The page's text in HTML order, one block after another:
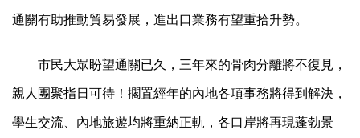
通關有助推動貿易發展，進出口業務有望重拾升勢。
市民大眾盼望通關已久，三年來的骨肉分離將不復見，
親人團聚指日可待！擱置經年的內地各項事務將得到解決，
學生交流、內地旅遊均將重納正軌，各口岸將再現蓬勃景